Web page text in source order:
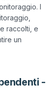
I
raccolti, e
un
-